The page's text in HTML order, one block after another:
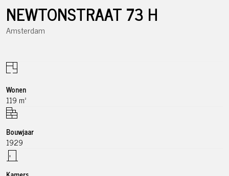
NEWTONSTRAAT73 H
Amsterdam
Wonen
119 m²
Bouwjaar
1929